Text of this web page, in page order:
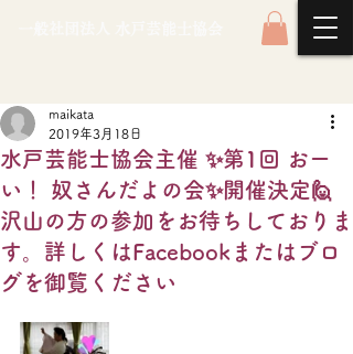
水戸芸能士協会主催 ✨第1回 おー
い！ 奴さんだよの会✨開催決定🙋
沢山の方の参加をお待ちしておりま
す。詳しくはFacebookまたはブロ
グを御覧ください
maikata
2019年3月18日